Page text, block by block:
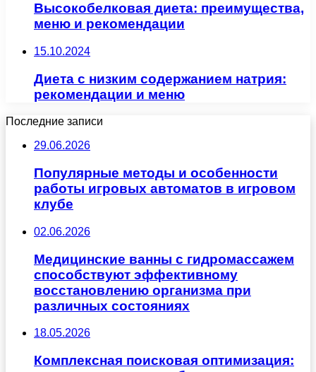
Высокобелковая диета: преимущества,
меню и рекомендации
15.10.2024
Диета с низким содержанием натрия:
рекомендации и меню
Последние записи
29.06.2026
Популярные методы и особенности
работы игровых автоматов в игровом
клубе
02.06.2026
Медицинские ванны с гидромассажем
способствуют эффективному
восстановлению организма при
различных состояниях
18.05.2026
Комплексная поисковая оптимизация: